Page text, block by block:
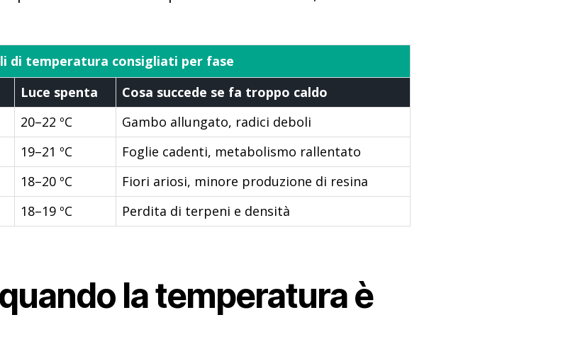
di temperatura consigliati per fase
Luce spenta
Cosa succede se fa troppo caldo
20–22 ºC
Gambo allungato, radici deboli
19–21 ºC
Foglie cadenti, metabolismo rallentato
18–20 ºC
Fiori ariosi, minore produzione di resina
18–19 ºC Perdita di terpeni e densità
la temperatura è